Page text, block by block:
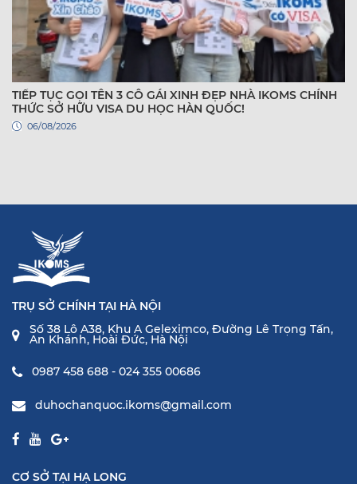
TIẾP TỤC GỌI TÊN 3 CÔ GÁI XINH ĐẸP NHÀ IKOMS CHÍNH
THỨC SỞ HỮU VISA DU HỌC HÀN QUỐC!
06/08/2026
TRỤ SỞ CHÍNH TẠI HÀ NỘI
Số 38 Lô A38, Khu A Geleximco, Đường Lê Trọng Tấn,
An Khánh, Hoài Đức, Hà Nội
0987 458 688 - 024 355 00686
duhochanquoc.ikoms@gmail.com
CƠ SỞ TẠI HẠ LONG